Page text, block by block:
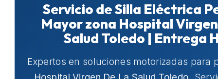
Servicio de Silla Eléctrica
Mayor zona Hospital
Salud Toledo | Entrega
Expertos en soluciones motorizadas para